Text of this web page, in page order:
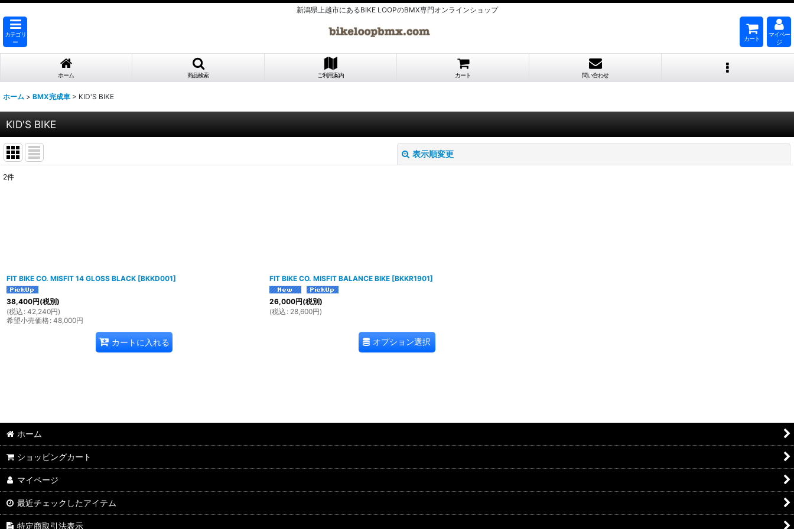
新潟県上越市にあるBIKE LOOPのBMX専門オンラインショップ
カテゴリ
ー
カート
マイペー
ジ
ホーム 商品検索 ご利用案内 カート 問い合わせ
ホーム > BMX完成車 > KID'S BIKE
KID'S BIKE
表示順変更
2件
FIT BIKE CO. MISFIT 14 GLOSS BLACK [BKKD001]
38,400円(税別)
(税込 : 42,240円)
希望小売価格: 48,000円
カートに入れる
FIT BIKE CO. MISFIT BALANCE BIKE [BKKR1901]
26,000円(税別)
(税込 : 28,600円)
オプション選択
ホーム
ショッピングカート
マイページ
最近チェックしたアイテム
特定商取引法表示